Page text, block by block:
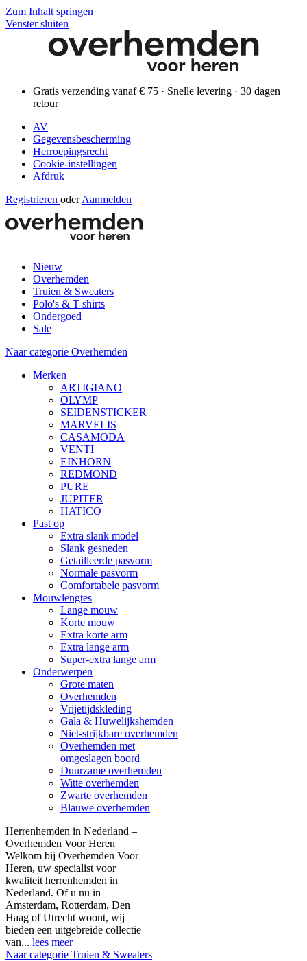
Zum Inhalt springen
Venster sluiten
Gratis verzending vanaf € 75 · Snelle levering · 30 dagen
retour
AV
Gegevensbescherming
Herroepingsrecht
Cookie-instellingen
Afdruk
Registrieren oder Aanmelden
Nieuw
Overhemden
Truien & Sweaters
Polo's & T-shirts
Ondergoed
Sale
Naar categorie Overhemden
Merken
ARTIGIANO
OLYMP
SEIDENSTICKER
MARVELIS
CASAMODA
VENTI
EINHORN
REDMOND
PURE
JUPITER
HATICO
Past op
Extra slank model
Slank gesneden
Getailleerde pasvorm
Normale pasvorm
Comfortabele pasvorm
Mouwlengtes
Lange mouw
Korte mouw
Extra korte arm
Extra lange arm
Super-extra lange arm
Onderwerpen
Grote maten
Overhemden
Vrijetijdskleding
Gala & Huwelijkshemden
Niet-strijkbare overhemden
Overhemden met
omgeslagen boord
Duurzame overhemden
Witte overhemden
Zwarte overhemden
Blauwe overhemden
Herrenhemden in Nederland –
Overhemden Voor Heren
Welkom bij Overhemden Voor
Heren, uw specialist voor
kwaliteit herrenhemden in
Nederland. Of u nu in
Amsterdam, Rotterdam, Den
Haag of Utrecht woont, wij
bieden een uitgebreide collectie
van... lees meer
Naar categorie Truien & Sweaters